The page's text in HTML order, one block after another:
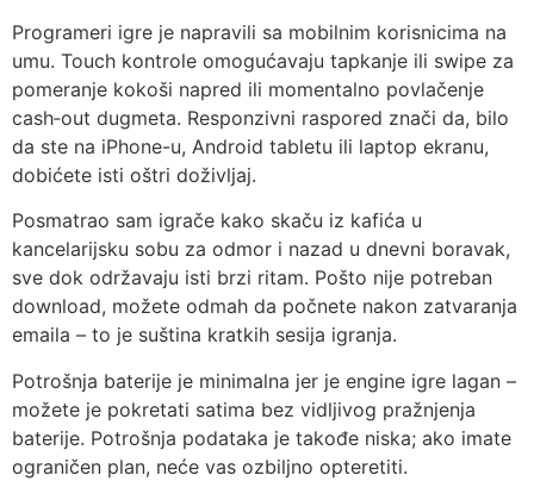
Programeri igre je napravili sa mobilnim korisnicima na
umu. Touch kontrole omogućavaju tapkanje ili swipe za
pomeranje kokoši napred ili momentalno povlačenje
cash‑out dugmeta. Responzivni raspored znači da, bilo
da ste na iPhone-u, Android tabletu ili laptop ekranu,
dobićete isti oštri doživljaj.
Posmatrao sam igrače kako skaču iz kafića u
kancelarijsku sobu za odmor i nazad u dnevni boravak,
sve dok održavaju isti brzi ritam. Pošto nije potreban
download, možete odmah da počnete nakon zatvaranja
emaila – to je suština kratkih sesija igranja.
Potrošnja baterije je minimalna jer je engine igre lagan –
možete je pokretati satima bez vidljivog pražnjenja
baterije. Potrošnja podataka je takođe niska; ako imate
ograničen plan, neće vas ozbiljno opteretiti.